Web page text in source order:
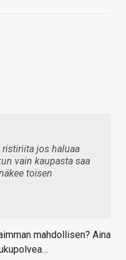
jos haluaa
vain kaupasta saa
toisen
mahdollisen? Aina